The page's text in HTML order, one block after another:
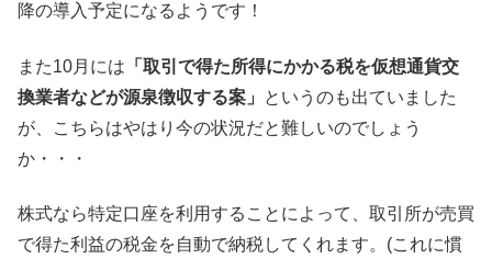
降の導入予定になるようです！
また10月には 「取引で得た所得にかかる税を仮想通貨交
換業者などが源泉徴収する案」
というのも出ていました
が、こちらはやはり今の状況だと難しいのでしょう
か・・・
株式なら特定口座を利用することによって、取引所が売買
で得た利益の税金を自動で納税してくれます。(これに慣